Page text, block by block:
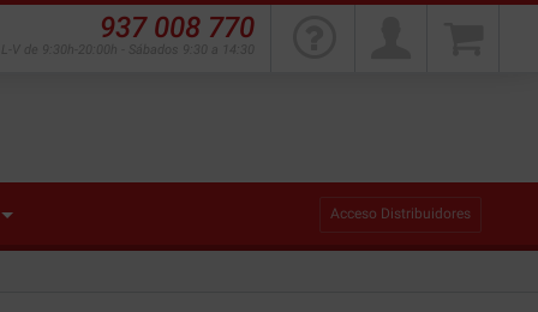
937 008 770
Acceso Distribuidores